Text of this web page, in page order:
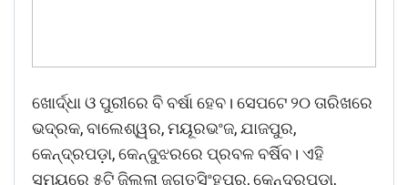
ଖୋର୍ଦ୍ଧା ଓ ପୁରୀରେ ବି ବର୍ଷା ହେବ। ସେପଟେ ୨୦ ତାରିଖରେ
ଭଦ୍ରକ, ବାଲେଶ୍ୱର, ମୟୂରଭଂଜ, ଯାଜପୁର,
କେନ୍ଦ୍ରପଡ଼ା, କେନ୍ଦୁଝରରେ ପ୍ରବଳ ବର୍ଷିବ। ଏହି
ସମୟରେ ୫ଟି ଜିଲ୍ଲା ଜଗତସିଂହପୁର, କେନ୍ଦ୍ରପଡ଼ା,